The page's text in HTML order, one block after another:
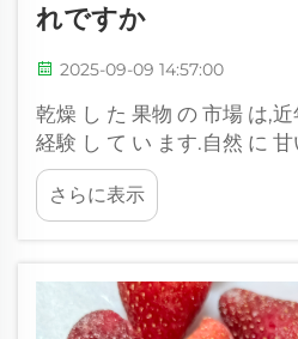
れですか
2025-09-09 14:57:00
乾燥 し た 果物 の 市場 は,
経験 し て い ます.自然 に
える シンプル な 軽食 から,
め られ て いる 多用 的 な
囚人として...
さらに表示